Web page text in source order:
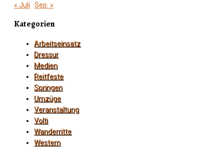
« Juli
Sep. »
Kategorien
Arbeitseinsatz
Dressur
Medien
Reitfeste
Springen
Umzüge
Veranstaltung
Volti
Wanderritte
Western